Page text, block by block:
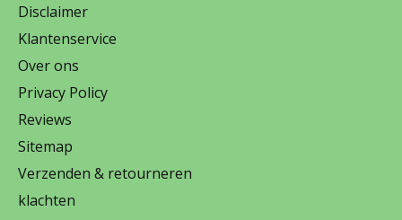
Disclaimer
Klantenservice
Over ons
Privacy Policy
Reviews
Sitemap
Verzenden & retourneren
klachten